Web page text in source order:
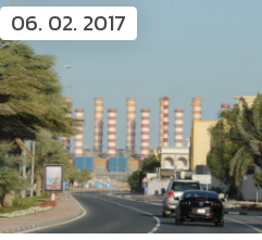
06. 02. 2017